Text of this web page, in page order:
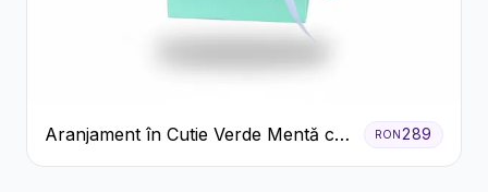
Aranjament în Cutie Verde Mentă cu
Trandafiri și Alstroemeria
RON289